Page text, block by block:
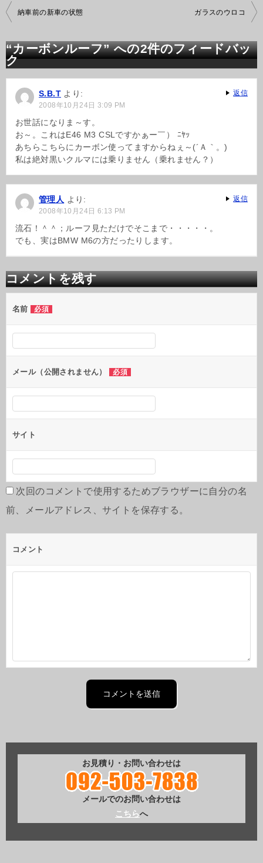
投
稿
ビ
ゲ
ー
シ
ョ
ン
納車前の新車の状態 ガラスのウロコ
“カーボンルーフ” への2件のフィードバッ
ク
S.B.T より:
2008年10月24日 3:09 PM
お世話になりま～す。
お～。これはE46 M3 CSLですかぁー￣） ﾆﾔｯ
あちらこちらにカーボン使ってますからねぇ～(´Ａ｀。)
私は絶対黒いクルマには乗りません（乗れません？）
返信
管理人 より:
2008年10月24日 6:13 PM
流石！＾＾；ルーフ見ただけでそこまで・・・・・。
でも、実はBMW M6の方だったりします。
返信
コメントを残す
名前 必須
メール（公開されません） 必須
サイト
次回のコメントで使用するためブラウザーに自分の名
前、メールアドレス、サイトを保存する。
コメント
お見積り・お問い合わせは
メールでのお問い合わせは
こちらへ